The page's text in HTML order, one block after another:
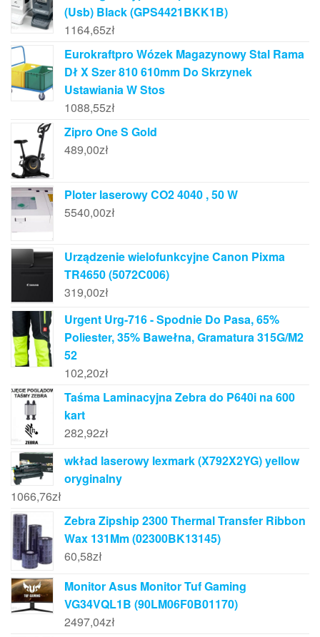
(Usb) Black (GPS4421BKK1B)
1164,65zł
Eurokraftpro Wózek Magazynowy Stal Rama
Dł X Szer 810 610mm Do Skrzynek
Ustawiania W Stos
1088,55zł
Zipro One S Gold
489,00zł
Ploter laserowy CO2 4040 , 50 W
5540,00zł
Urządzenie wielofunkcyjne Canon Pixma
TR4650 (5072C006)
319,00zł
Urgent Urg-716 - Spodnie Do Pasa, 65%
Poliester, 35% Bawełna, Gramatura 315G/M2
52
102,20zł
Taśma Laminacyjna Zebra do P640i na 600
kart
282,92zł
wkład laserowy lexmark (X792X2YG) yellow
oryginalny
1066,76zł
Zebra Zipship 2300 Thermal Transfer Ribbon
Wax 131Mm (02300BK13145)
60,58zł
Monitor Asus Monitor Tuf Gaming
VG34VQL1B (90LM06F0B01170)
2497,04zł